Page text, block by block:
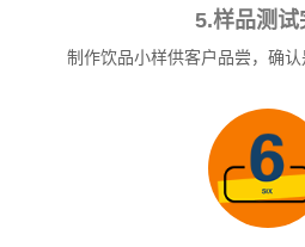
5.样品测试
制作饮品小样供客户品尝，确